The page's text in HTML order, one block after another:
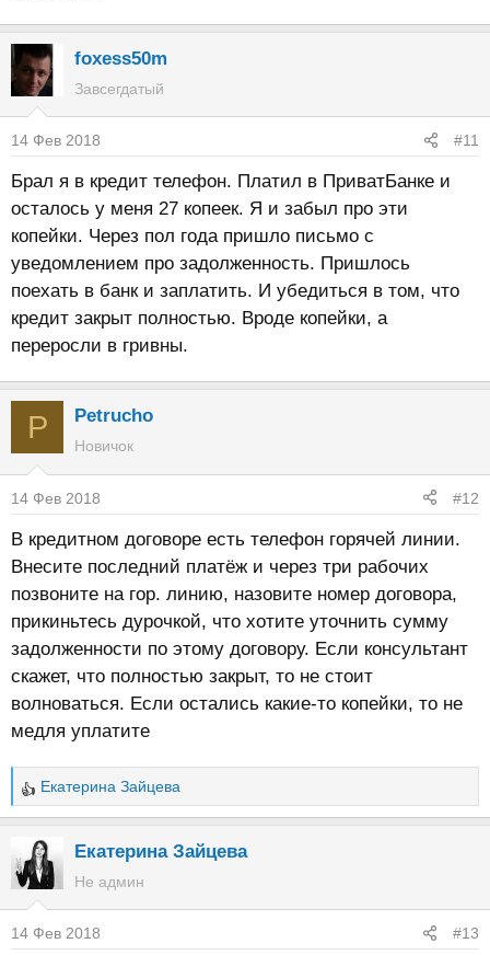
foxess50m
Завсегдатый
14 Фев 2018 #11
Брал я в кредит телефон. Платил в ПриватБанке и
осталось у меня 27 копеек. Я и забыл про эти
копейки. Через пол года пришло письмо с
уведомлением про задолженность. Пришлось
поехать в банк и заплатить. И убедиться в том, что
кредит закрыт полностью. Вроде копейки, а
переросли в гривны.
P Petrucho
Новичок
14 Фев 2018 #12
В кредитном договоре есть телефон горячей линии.
Внесите последний платёж и через три рабочих
позвоните на гор. линию, назовите номер договора,
прикиньтесь дурочкой, что хотите уточнить сумму
задолженности по этому договору. Если консультант
скажет, что полностью закрыт, то не стоит
волноваться. Если остались какие-то копейки, то не
медля уплатите
Р
е
к
ц
и
Екатерина Зайцева
Екатерина Зайцева
Не админ
14 Фев 2018 #13